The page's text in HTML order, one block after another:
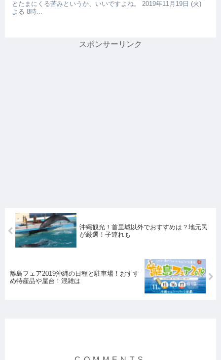
とたまにくる苦みというか、いいですよね。 2019年11月19日 (火)
よる 8時...
スポンサーリンク
沖縄観光！首里城以外でおすすめは？地元民
が厳選！子連れも
離島フェア2019沖縄の日程と駐車場！おすす
め特産品や屋台！混雑は